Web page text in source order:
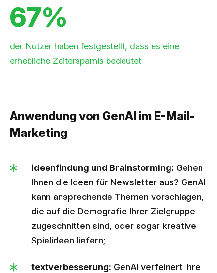
67%
der Nutzer haben festgestellt, dass es eine
erhebliche Zeitersparnis bedeutet
Anwendung von GenAI im E-Mail-
Marketing
ideenfindung und Brainstorming: Gehen
Ihnen die Ideen für Newsletter aus? GenAI
kann ansprechende Themen vorschlagen,
die auf die Demografie Ihrer Zielgruppe
zugeschnitten sind, oder sogar kreative
Spielideen liefern;
textverbesserung: GenAI verfeinert Ihre